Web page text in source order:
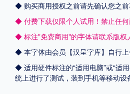
◆ 购买商用授权之前请先确认您之
◆ 付费下载仅限个人试用！禁止任
◆ 标注"免费商用"的字体请联系版权
◆ 本字体由会员【汉呈字库】自行
◆ 适用硬件标注的“适用电脑”或“适
统上进行了测试，装到手机等移动